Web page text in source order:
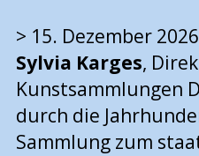
> 15. Dezember
Sylvia Karges,
Kunstsammlungen
durch die
Sammlung zum